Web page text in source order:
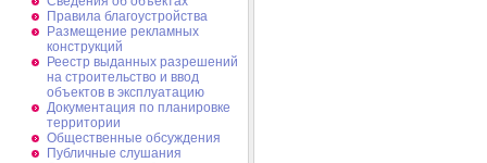
Правила благоустройства
Размещение рекламных
конструкций
Реестр выданных разрешений
на строительство и ввод
объектов в эксплуатацию
Документация по планировке
территории
Общественные обсуждения
Публичные слушания